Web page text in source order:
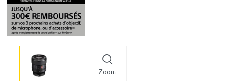
Zoom
More
info